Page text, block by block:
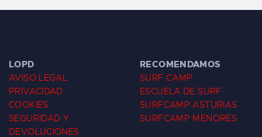
LOPD
AVISO LEGAL
PRIVACIDAD
COOKIES
SEGURIDAD Y
DEVOLUCIONES
RECOMENDAMOS
SURF CAMP
ESCUELA DE SURF
SURFCAMP ASTURIAS
SURFCAMP MENORES